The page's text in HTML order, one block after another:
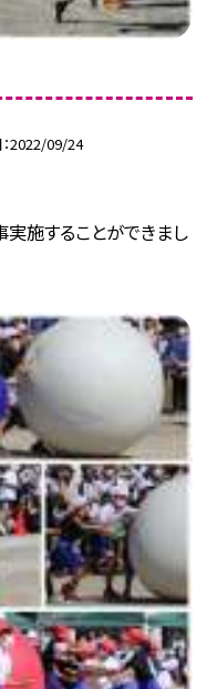
2022/09/24
施することができまし